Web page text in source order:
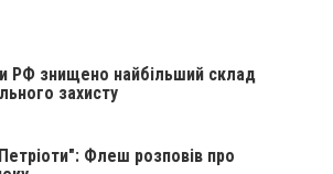
РФ знищено найбільший склад
захисту
Флеш розповів про